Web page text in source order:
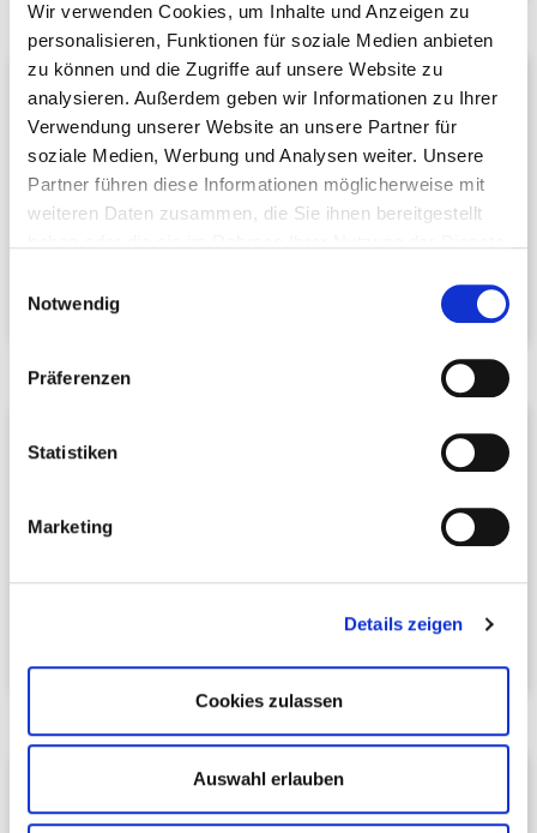
Wir verwenden Cookies, um Inhalte und Anzeigen zu
personalisieren, Funktionen für soziale Medien anbieten
zu können und die Zugriffe auf unsere Website zu
analysieren. Außerdem geben wir Informationen zu Ihrer
Verwendung unserer Website an unsere Partner für
soziale Medien, Werbung und Analysen weiter. Unsere
Partner führen diese Informationen möglicherweise mit
weiteren Daten zusammen, die Sie ihnen bereitgestellt
Notwendig
Präferenzen
Statistiken
Marketing
Details zeigen
Cookies zulassen
Auswahl erlauben
Peter Schwark
Vorsitzender FG Gastronomie
Gasthaus Wiesental
Balinger Weg 22
72356 Dautmergen
Thomas Schmidberger
Vorsitzender FG Berufsbildung
Telefon:+49 7427 4660694
E-Mail schreiben
Kristine Föhr
Kassenprüferin